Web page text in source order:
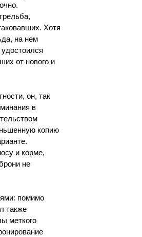
Хотя
на нем
от нового и
он, так
в
копию
и корме,
не
помимо
также
меткого